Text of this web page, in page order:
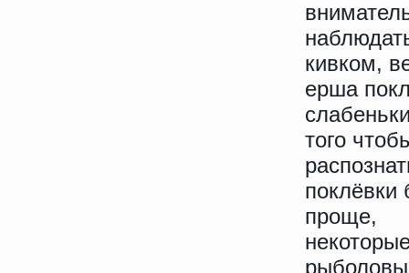
кивком,
ерша
того
поклёвки
проще,
рыболовы